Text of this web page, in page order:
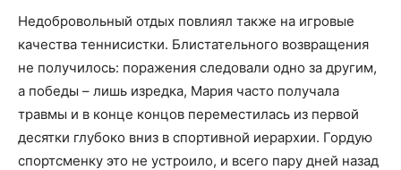
Недобровольный отдых повлиял также на игровые
качества теннисистки. Блистательного возвращения
не получилось: поражения следовали одно за другим,
а победы – лишь изредка, Мария часто получала
травмы и в конце концов переместилась из первой
десятки глубоко вниз в спортивной иерархии. Гордую
спортсменку это не устроило, и всего пару дней назад